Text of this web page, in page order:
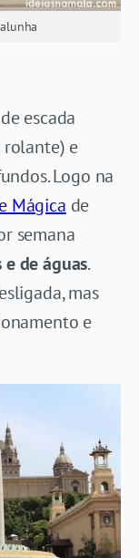
escada
rolante) e
Logo na
Mágica de
semana
de águas.
mas
e